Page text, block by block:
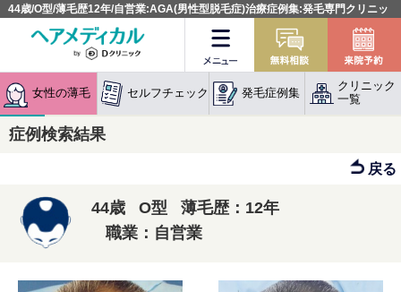
44歳/O型/薄毛歴12年/自営業:AGA(男性型脱毛症)治療症例集:発毛専門クリニッ
無料相談
女性の薄毛 セルフチェック 発毛症例集
クリニック
一覧
症例検索結果
戻る
44歳 O型 薄毛歴：12年
職業：自営業